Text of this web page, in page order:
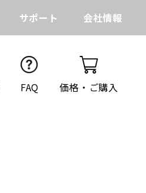
サポート 会社情報
FAQ 価格・ご購入